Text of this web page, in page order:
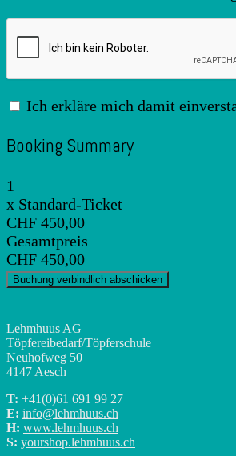
Ich erkläre mich damit
Booking Summary
1
x Standard-Ticket
CHF 450,00
Gesamtpreis
CHF 450,00
Lehmhuus AG
Töpfereibedarf/Töpferschule
Neuhofweg 50
4147 Aesch
T: +41(0)61 691 99 27
E: info@lehmhuus.ch
H: www.lehmhuus.ch
S: yourshop.lehmhuus.ch